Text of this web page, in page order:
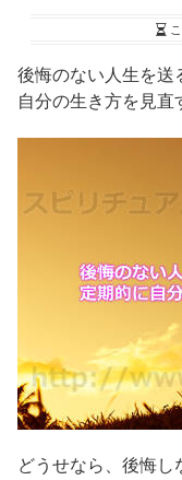
後悔のない人生を送
自分の生き方を見直
どうせなら、後悔し